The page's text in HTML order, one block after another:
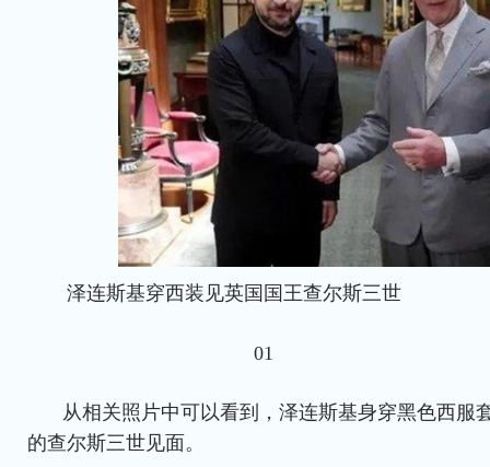
泽连斯基穿西装见英国国王查尔斯三世
01
从相关照片中可以看到，泽连斯基身穿黑色西服
的查尔斯三世见面。